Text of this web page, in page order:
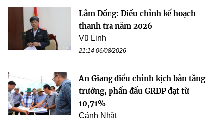
Lâm Đồng: Điều chỉnh kế hoạch
thanh tra năm 2026
Vũ Linh
21:14 06/08/2026
An Giang điều chỉnh kịch bản tăng
trưởng, phấn đấu GRDP đạt từ
10,71%
Cảnh Nhật